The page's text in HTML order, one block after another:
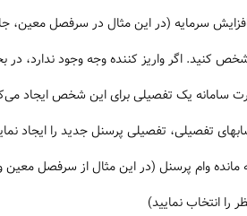
سرمایه (در این مثال در سرفصل معین،
کنید. اگر واریز کننده وجه وجود ندارد،
سامانه یک تفصیلی برای این شخص ایجاد
تفصیلی، تفصیلی پرسنل جدید را ایجاد
وام پرسنل (در این مثال از سرفصل معین
انتخاب نمایید)